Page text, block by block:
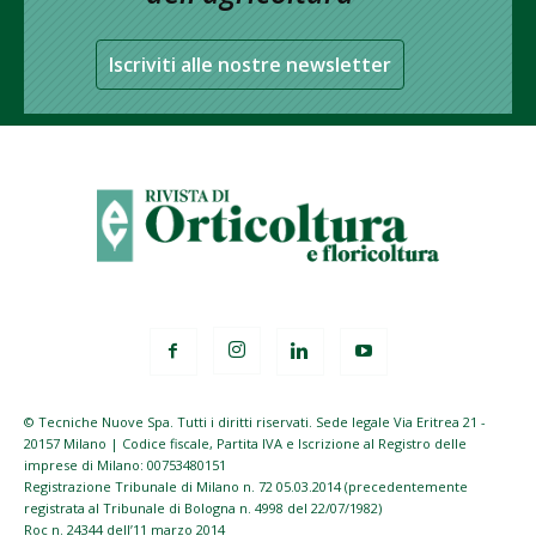
Iscriviti alle nostre newsletter
© Tecniche Nuove Spa. Tutti i diritti riservati. Sede legale Via Eritrea 21 -
20157 Milano | Codice fiscale, Partita IVA e Iscrizione al Registro delle
imprese di Milano: 00753480151
Registrazione Tribunale di Milano n. 72 05.03.2014 (precedentemente
registrata al Tribunale di Bologna n. 4998 del 22/07/1982)
Roc n. 24344 dell’11 marzo 2014